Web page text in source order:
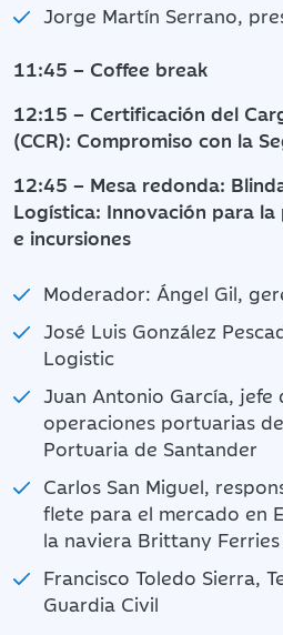
Jorge Martín Serrano,
11:45 – Coffee break
12:15 – Certificación del
(CCR): Compromiso con la
12:45 – Mesa redonda:
Logística: Innovación para
e incursiones
Moderador: Ángel Gil,
José Luis González
Logistic
Juan Antonio García, jefe
operaciones portuarias
Portuaria de Santander
Carlos San Miguel,
flete para el mercado en
la naviera Brittany Ferries
Francisco Toledo Sierra,
Guardia Civil